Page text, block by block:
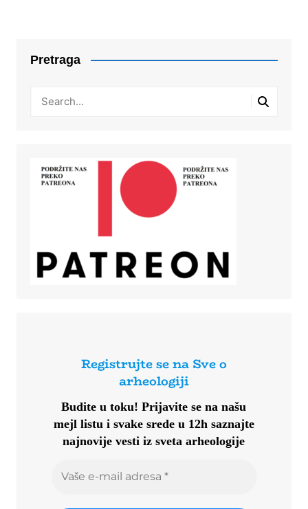
Pretraga
Registrujte se na Sve o
arheologiji
Budite u toku!Prijavite se na našu
mejl listu i svake srede u 12h saznajte
najnovije vesti iz sveta arheologije